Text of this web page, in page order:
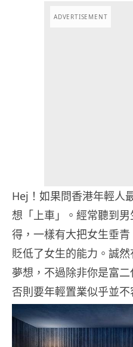
ADVERTISEMENT
Hej！如果問香港年輕人
想「上車」。經常聽到
得，一樣有大把女生垂
貶低了女生的能力。誠
夢想，不過除非你是富
否則要年輕置業似乎並不